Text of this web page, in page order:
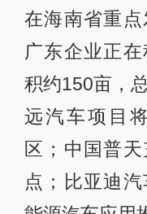
在海南省重点
广东企业正
积约150亩，
远汽车项目
区；中国普
点；比亚迪